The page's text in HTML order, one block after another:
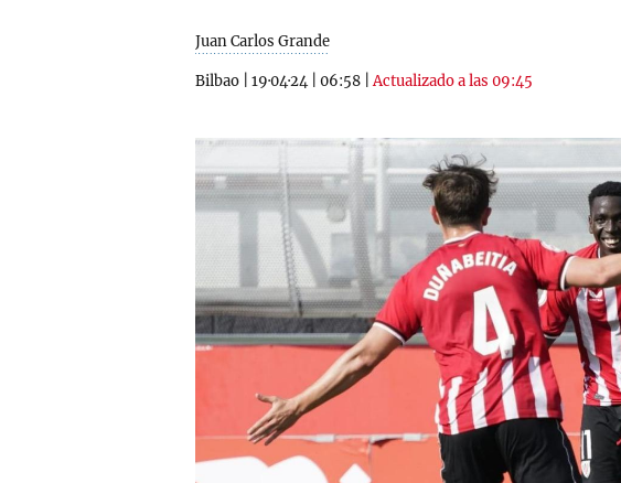
Juan Carlos Grande
Bilbao 19·04·24 06:58 |Actualizado a las 09:45